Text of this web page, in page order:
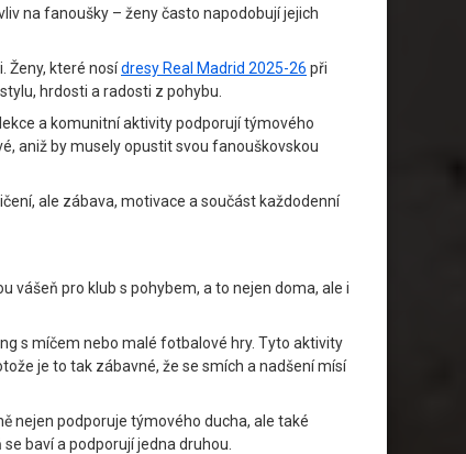
na fanoušky – ženy často napodobují jejich
Ženy, které nosídresy Real Madrid 2025-26 při
hrdosti a radosti z pohybu.
a komunitní aktivity podporují týmového
aniž by musely opustit svou fanouškovskou
ale zábava, motivace a součást každodenní
vášeň pro klub s pohybem, a to nejen doma, ale i
s míčem nebo malé fotbalové hry. Tyto aktivity
je to tak zábavné, že se smích a nadšení mísí
nejen podporuje týmového ducha, ale také
baví a podporují jedna druhou.